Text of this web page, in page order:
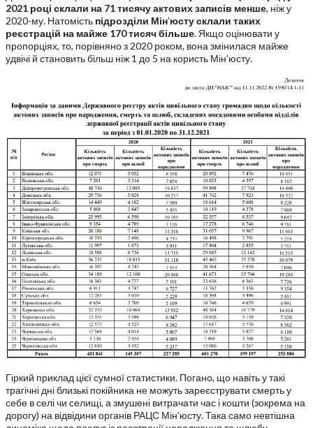
2021 році склали на 71 тисячу актових записів менше, ніж у
2020-му. Натомість підрозділи Мін’юсту склали таких
реєстрацій на майже 170 тисяч більше. Якщо оцінювати у
пропорціях, то, порівняно з 2020 роком, вона змінилася майже
удвічі й становить більш ніж 1 до 5 на користь Мін’юсту.
Гіркий приклад цієї сумної статистики. Погано, що навіть у такі
трагічні дні близькі покійника не можуть зареєструвати смерть у
себе в селі чи селищі, а змушені витрачати час і кошти (зокрема на
дорогу) на відвідини органів РАЦС Мін’юсту. Така само невтішна